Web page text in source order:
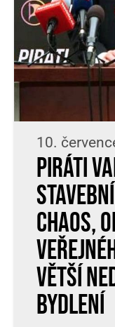
10.
Piráti
chaos,
větší
bydlení